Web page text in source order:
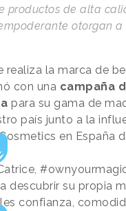
productos de alta
otorgan a
realiza la marca de
con una campaña
para su gama de
país junto a la
en España
descubrir su propia
confianza,